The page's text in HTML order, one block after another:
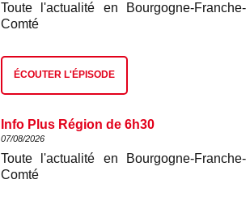
Toute l'actualité en Bourgogne-Franche-
Comté
ÉCOUTER L'ÉPISODE
Info Plus Région de 6h30
07/08/2026
Toute l'actualité en Bourgogne-Franche-
Comté